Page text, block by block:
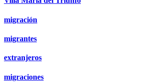
migración
migrantes
extranjeros
migraciones